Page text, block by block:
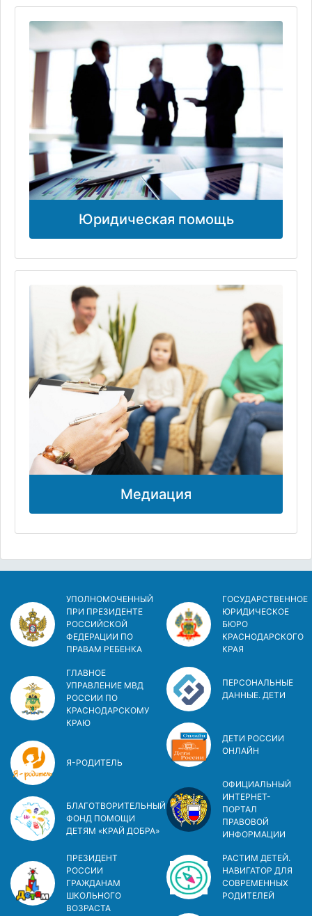
Юридическая помощь
Медиация
УПОЛНОМОЧЕННЫЙ
ПРИ ПРЕЗИДЕНТЕ
РОССИЙСКОЙ
ФЕДЕРАЦИИ ПО
ПРАВАМ РЕБЕНКА
ГЛАВНОЕ
УПРАВЛЕНИЕ МВД
РОССИИ ПО
КРАСНОДАРСКОМУ
КРАЮ
Я-РОДИТЕЛЬ
БЛАГОТВОРИТЕЛЬНЫЙ
ФОНД ПОМОЩИ
ДЕТЯМ «КРАЙ ДОБРА»
ПРЕЗИДЕНТ
РОССИИ
ГРАЖДАНАМ
ШКОЛЬНОГО
ВОЗРАСТА
ГОСУДАРСТВЕННОЕ
ЮРИДИЧЕСКОЕ
БЮРО
КРАСНОДАРСКОГО
КРАЯ
ПЕРСОНАЛЬНЫЕ
ДАННЫЕ. ДЕТИ
ДЕТИ РОССИИ
ОНЛАЙН
ОФИЦИАЛЬНЫЙ
ИНТЕРНЕТ-
ПОРТАЛ
ПРАВОВОЙ
ИНФОРМАЦИИ
РАСТИМ ДЕТЕЙ.
НАВИГАТОР ДЛЯ
СОВРЕМЕННЫХ
РОДИТЕЛЕЙ